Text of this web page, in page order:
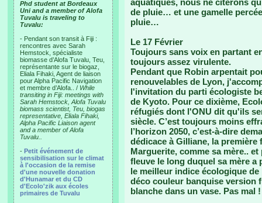
Phd student at Bordeaux
Uni and a member of Alofa
Tuvalu is traveling to
Tuvalu:
- Pendant son transit à Fiji :
rencontres avec Sarah
Hemstock, spécialiste
biomasse d’Alofa Tuvalu, Teu,
représentante sur le biogaz,
Eliala Fihaki, Agent de liaison
pour Alpha Pacific Navigation
et membre d’Alofa.. / While
transiting in Fiji: meetings with
Sarah Hemstock, Alofa Tuvalu
biomass scientist, Teu, biogas
representative, Eliala Fihaki,
Alpha Pacific Liaison agent
and a member of Alofa
Tuvalu..
- Petit événement de
sensibilisation sur le climat
à l'occasion de la remise
d'une nouvelle donation
d'Hunamar et du CD
d'Ecolo'zik aux écoles
primaires de Tuvalu
aquatiques, nous ne citerons
de pluie… et une gamelle
pluie…
Le 17 Février
Toujours sans voix en partant
toujours assez virulente.
Pendant que Robin arpentait
renouvelables de Lyon,
l'invitation du parti écologiste
de Kyoto. Pour ce dixième,
réfugiés dont l'ONU dit qu'ils
siècle. C’est toujours moins
l’horizon 2050, c’est-à-dire
dédicace à Gilliane, la première
Marguerite, comme sa mère..
fleuve le long duquel sa mère a
le meilleur indice écologique
déco couleur banquise version
blanche dans un vase. Pas mal !